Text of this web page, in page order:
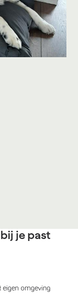
je past
eigen omgeving